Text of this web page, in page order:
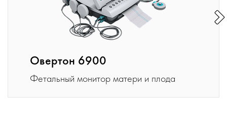
Овертон 6900
Фетальный монитор матери и плода